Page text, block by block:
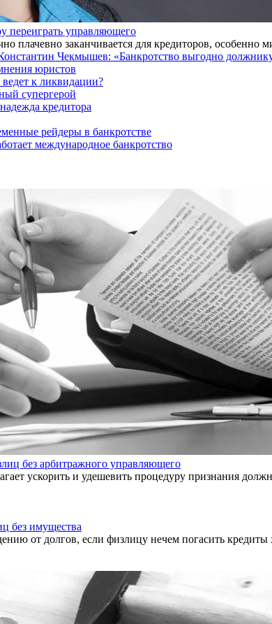
переиграть управляющего
плачевно заканчивается для кредиторов,
Чекмышев: «Банкротство выгодно
юристов
к ликвидации?
супергерой
кредитора
рейдеры в банкротстве
международное банкротство
без арбитражного управляющего
ускорить и удешевить процедуру признания
без имущества
от долгов, если физлицу нечем погасить кредиты